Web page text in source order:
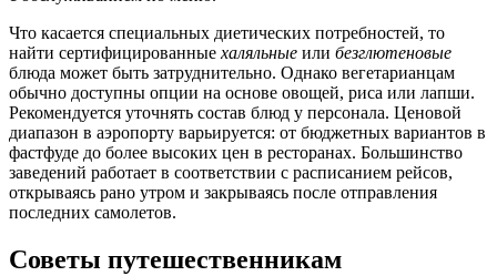
Что касается специальных диетических потребностей, то
найти сертифицированныехаляльные или безглютеновые
блюда может быть затруднительно. Однако вегетарианцам
обычно доступны опции на основе овощей, риса или лапши.
Рекомендуется уточнять состав блюд у персонала. Ценовой
диапазон в аэропорту варьируется: от бюджетных вариантов в
фастфуде до более высоких цен в ресторанах. Большинство
заведений работает в соответствии с расписанием рейсов,
открываясь рано утром и закрываясь после отправления
последних самолетов.
Советы путешественникам